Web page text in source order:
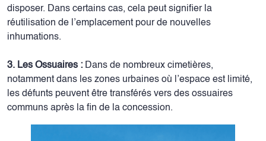
disposer. Dans certains cas, cela peut signifier la
réutilisation de l’emplacement pour de nouvelles
inhumations.
3. Les Ossuaires : Dans de nombreux cimetières,
notamment dans les zones urbaines où l’espace est limité,
les défunts peuvent être transférés vers des ossuaires
communs après la fin de la concession.